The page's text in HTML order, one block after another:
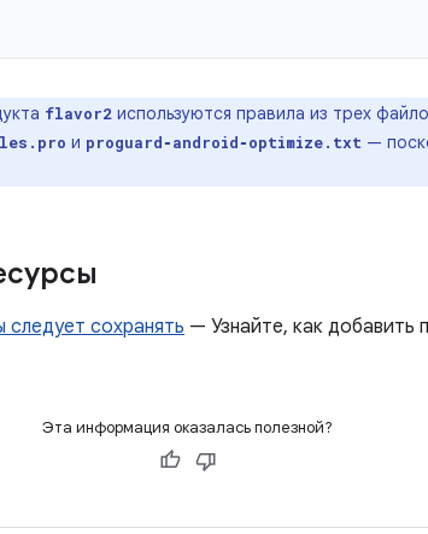
flavor2 используются правила из трех
и proguard‑android‑optimize.txt —
сохранять — Узнайте, как добавить
Эта информация оказалась полезной?